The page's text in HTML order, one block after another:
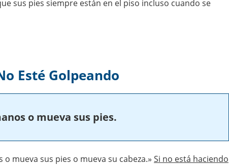
sus pies siempre están en el piso incluso cuando se
Esté Golpeando
o mueva sus pies.
mueva sus pies o mueva su cabeza.» Si no está haciendo